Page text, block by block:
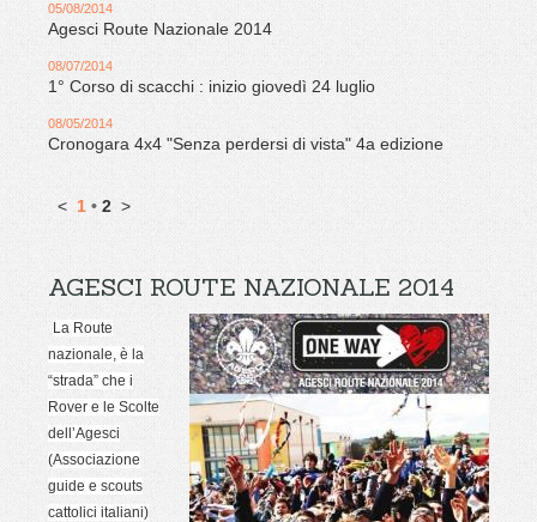
05/08/2014
Agesci Route Nazionale 2014
08/07/2014
1° Corso di scacchi : inizio giovedì 24 luglio
08/05/2014
Cronogara 4x4 "Senza perdersi di vista" 4a edizione
< 1 • 2 >
AGESCI ROUTE NAZIONALE 2014
La Route
nazionale, è la
“strada” che i
Rover e le Scolte
dell’Agesci
(Associazione
guide e scouts
cattolici italiani)